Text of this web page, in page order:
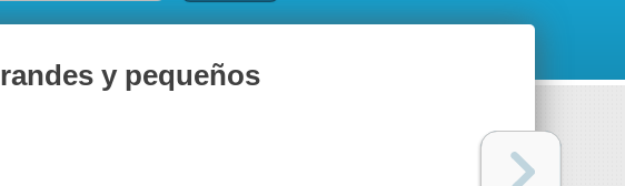
y pequeños